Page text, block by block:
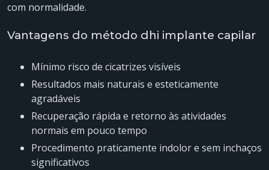
com normalidade.
Vantagens do método dhi implante capilar
Mínimo risco de cicatrizes visíveis
Resultados mais naturais e esteticamente
agradáveis
Recuperação rápida e retorno às atividades
normais em pouco tempo
Procedimento praticamente indolor e sem inchaços
significativos